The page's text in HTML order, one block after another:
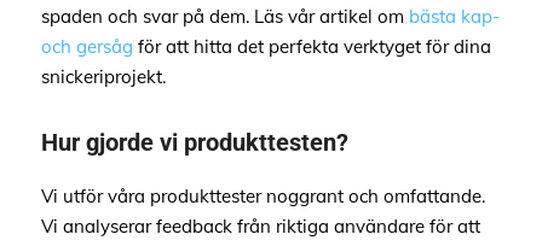
spaden och svar på dem. Läs vår artikel om bästa kap-
och gersåg för att hitta det perfekta verktyget för dina
snickeriprojekt.
Hur gjorde vi produkttesten?
Vi utför våra produkttester noggrant och omfattande.
Vi analyserar feedback från riktiga användare för att